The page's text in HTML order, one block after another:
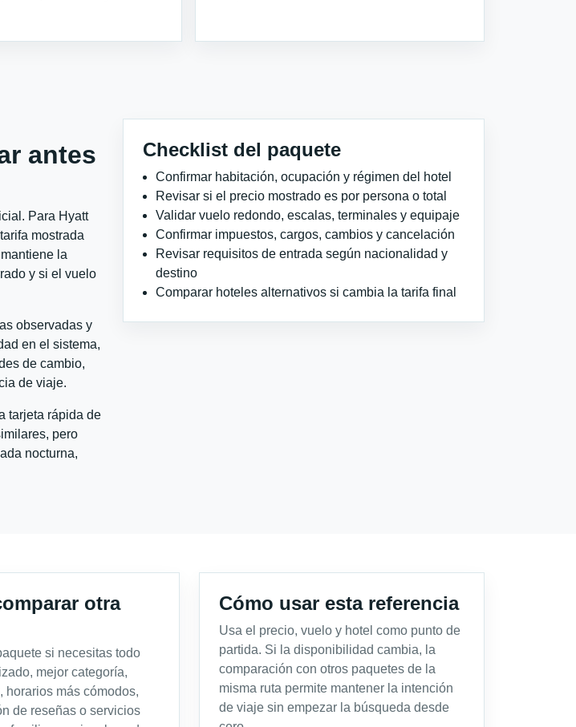
antes
Para Hyatt
mostrada
la
y si el vuelo
observadas y
en el sistema,
de cambio,
de viaje.
tarjeta rápida de
pero
nocturna,
Checklist del paquete
Confirmar habitación, ocupación y régimen del hotel
Revisar si el precio mostrado es por persona o total
Validar vuelo redondo, escalas, terminales y equipaje
Confirmar impuestos, cargos, cambios y cancelación
Revisar requisitos de entrada según nacionalidad y
destino
Comparar hoteles alternativos si cambia la tarifa final
otra
si necesitas todo
mejor categoría,
horarios más cómodos,
de reseñas o servicios
Cómo usar esta referencia
Usa el precio, vuelo y hotel como punto de
partida. Si la disponibilidad cambia, la
comparación con otros paquetes de la
misma ruta permite mantener la intención
de viaje sin empezar la búsqueda desde